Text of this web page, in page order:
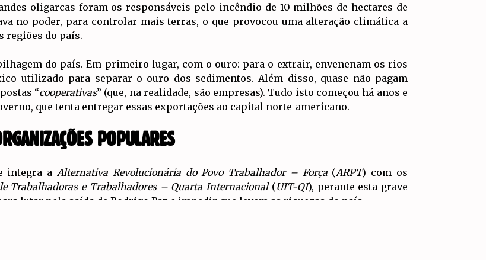
oligarcas foram os responsáveis pelo incêndio de 10 milhões de hectares de
no poder, para controlar mais terras, o que provocou uma alteração climática a
regiões do país.
do país. Em primeiro lugar, com o ouro: para o extrair, envenenam os rios
utilizado para separar o ouro dos sedimentos. Além disso, quase não pagam
“cooperativas” (que, na realidade, são empresas). Tudo isto começou há anos e
que tenta entregar essas exportações ao capital norte-americano.
POPULARES
integra a Alternativa Revolucionária do Povo Trabalhador – Força (ARPT) com os
Trabalhadoras e Trabalhadores – Quarta Internacional(UIT-QI), perante esta grave
lutar pela saída de Rodrigo Paz e impedir que levem as riquezas do país.